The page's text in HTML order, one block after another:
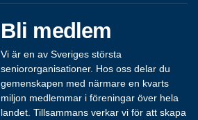
Bli medlem
Vi är en av Sveriges största
seniororganisationer. Hos oss delar du
gemenskapen med närmare en kvarts
miljon medlemmar i föreningar över hela
landet. Tillsammans verkar vi för att skapa